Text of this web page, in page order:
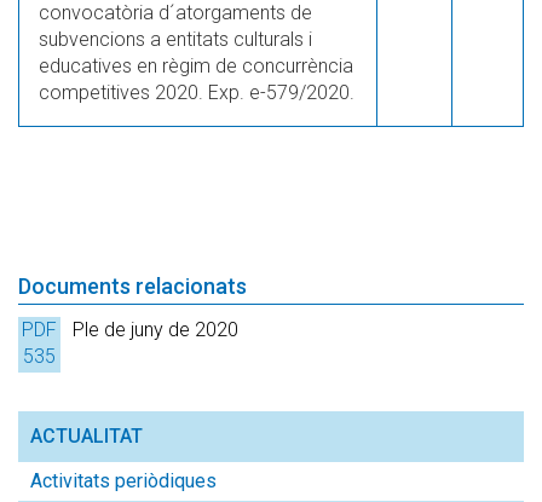
convocatòria d´atorgaments de
subvencions a entitats culturals i
educatives en règim de concurrència
competitives 2020. Exp. e-579/2020.
Documents relacionats
PDF
535
Ple de juny de 2020
ACTUALITAT
Activitats periòdiques